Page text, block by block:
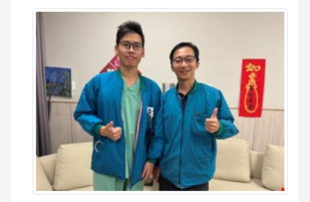
上長輩，有多重慢性病人，建議透過定期施打疫苗
等來增加抵抗力和保護力。